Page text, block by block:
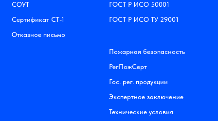
СОУТ
Сертификат СТ-1
Отказное письмо
ГОСТ Р ИСО 50001
ГОСТ Р ИСО ТУ 29001
Пожарная безопасность
РегПожСерт
Гос. рег. продукции
Экспертное заключение
Технические условия